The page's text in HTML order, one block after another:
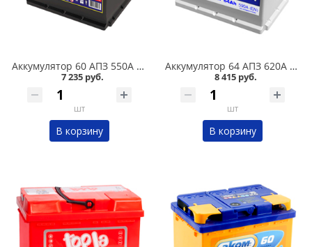
Аккумулятор 60 АПЗ 550А в Омске
7 235 руб.
шт
В корзину
Аккумулятор 64 АПЗ 620А в Омске
8 415 руб.
шт
В корзину